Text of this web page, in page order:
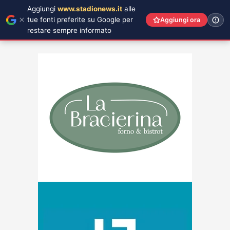
Aggiungi www.stadionews.it alle
tue fonti preferite su Google per
restare sempre informato
Aggiungi ora